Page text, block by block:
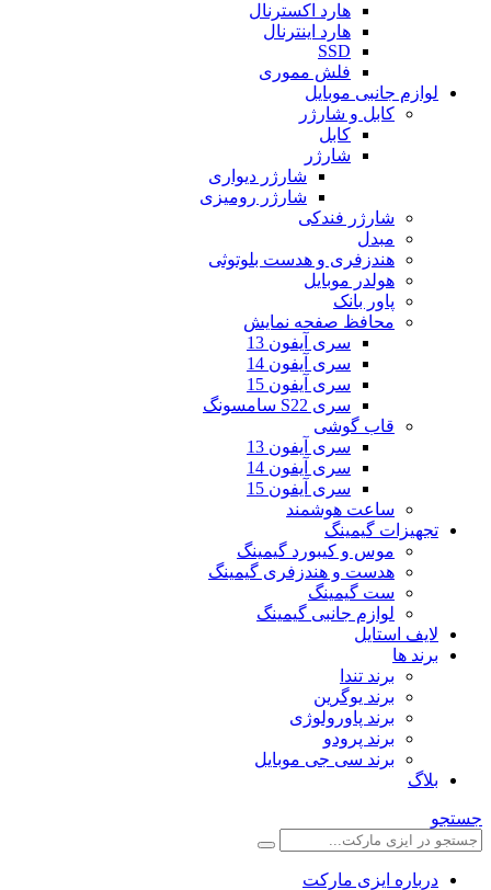
هارد اکسترنال
هارد اینترنال
SSD
فلش مموری
لوازم جانبی موبایل
کابل و شارژر
کابل
شارژر
شارژر دیواری
شارژر رومیزی
شارژر فندکی
مبدل
هندزفری و هدست بلوتوثی
هولدر موبایل
پاور بانک
محافظ صفحه نمایش
سری آیفون 13
سری آیفون 14
سری آیفون 15
سری S22 سامسونگ
قاب گوشی
سری آیفون 13
سری آیفون 14
سری آیفون 15
ساعت هوشمند
تجهیزات گیمینگ
موس و کیبورد گیمینگ
هدست و هندزفری گیمینگ
ست گیمینگ
لوازم جانبی گیمینگ
لایف استایل
برند ها
برند تندا
برند یوگرین
برند پاورولوژی
برند پرودو
برند سی جی موبایل
بلاگ
جستجو
درباره ایزی مارکت